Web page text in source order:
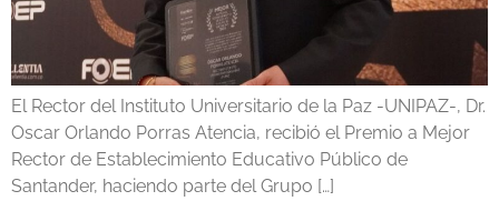
El Rector del Instituto Universitario de la Paz -UNIPAZ-, Dr.
Oscar Orlando Porras Atencia, recibió el Premio a Mejor
Rector de Establecimiento Educativo Público de
Santander, haciendo parte del Grupo […]